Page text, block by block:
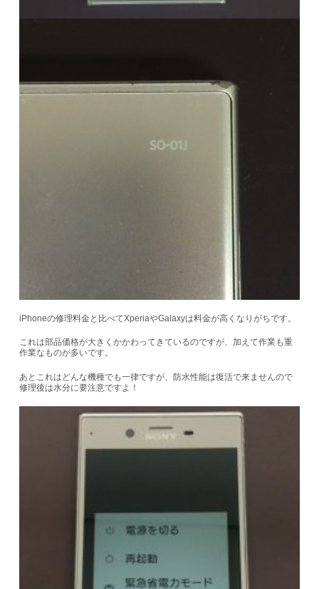
iPhoneの修理料金と比べてXperiaやGalaxyは料金が高くなりがちです。
これは部品価格が大きくかかわってきているのですが、加えて作業も重
作業なものが多いです。
あとこれはどんな機種でも一律ですが、防水性能は復活で来ませんので
修理後は水分に要注意ですよ！